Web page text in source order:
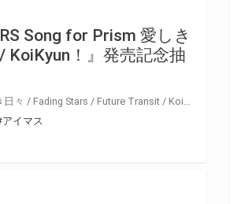
Song for Prism 愛しき
KoiKyun！』発売記念抽
イマス